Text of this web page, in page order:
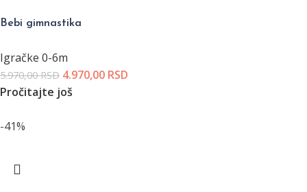
Bebi gimnastika
Igračke 0-6m
5.970,00RSD 4.970,00 RSD
Pročitajte još
-41%